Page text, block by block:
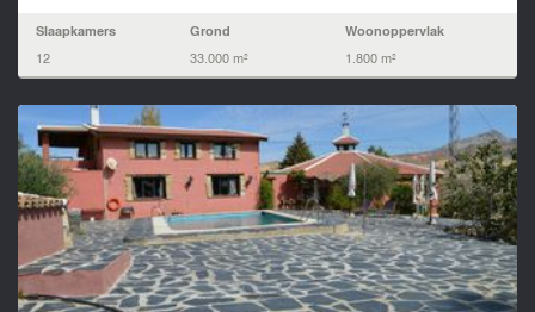
Slaapkamers
12
Grond
33.000 m²
Woonoppervlak
1.800 m²